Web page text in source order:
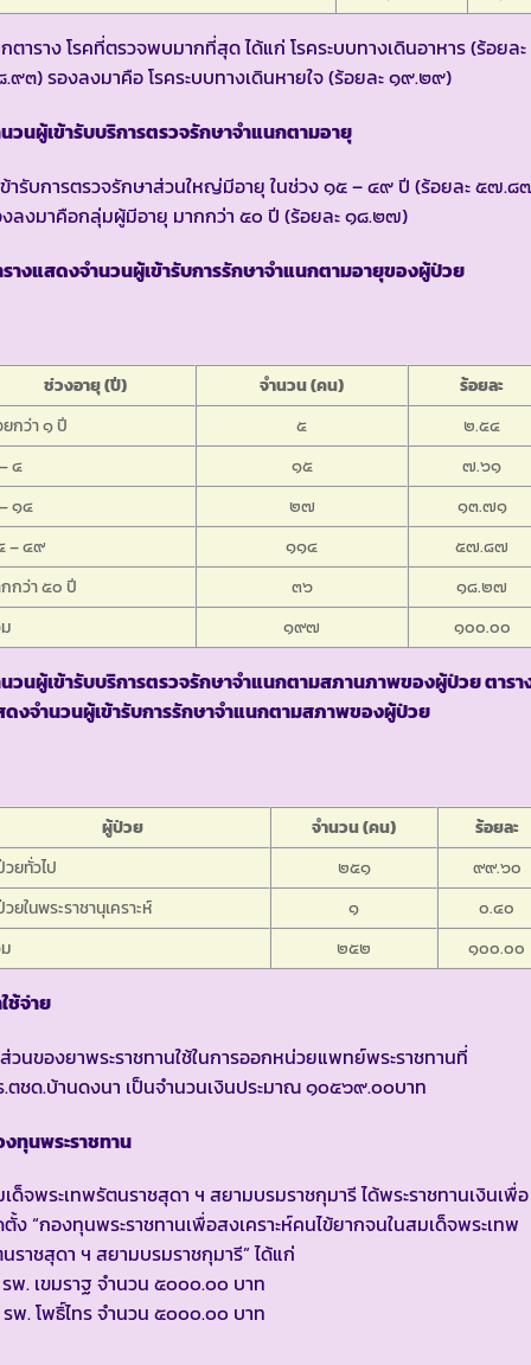
ตาราง โรคที่ตรวจพบมากที่สุด ได้แก่ โรคระบบทางเดินอาหาร (ร้อยละ
๙๓) รองลงมาคือ โรคระบบทางเดินหายใจ (ร้อยละ ๑๙.๒๙)
วนผู้เข้ารับบริการตรวจรักษาจำแนกตามอายุ
ารับการตรวจรักษาส่วนใหญ่มีอายุ ในช่วง ๑๕ – ๔๙ ปี (ร้อยละ ๕๗.๘
ลงมาคือกลุ่มผู้มีอายุ มากกว่า ๕๐ ปี (ร้อยละ ๑๘.๒๗)
างแสดงจำนวนผู้เข้ารับการรักษาจำแนกตามอายุของผู้ป่วย
ช่วงอายุ (ปี) จำนวน (คน)
ร้อยละ
กว่า ๑ ปี
๕
๒.๕๔
๔
๑๕
๗.๖๑
๑๔
๒๗
๑๓.๗๑
– ๔๙
๑๑๔
๕๗.๘๗
กว่า ๕๐ ปี
๓๖
๑๘.๒๗
๑๙๗ ๑๐๐.๐๐
วนผู้เข้ารับบริการตรวจรักษาจำแนกตามสภานภาพของผู้ป่วย ตารา
งจำนวนผู้เข้ารับการรักษาจำแนกตามสภาพของผู้ป่วย
ผู้ป่วย จำนวน (คน)
ร้อยละ
ยทั่วไป
๒๕๑
๙๙.๖๐
ยในพระราชานุเคราะห์
๑
๐.๔๐
๒๕๒ ๑๐๐.๐๐
ช้จ่าย
วนของยาพระราชทานใช้ในการออกหน่วยแพทย์พระราชทานที่
.ตชด.บ้านดงนา เป็นจำนวนเงินประมาณ ๑๐๕๖๙.๐๐บาท
ทุนพระราชทาน
ด็จพระเทพรัตนราชสุดา ฯ สยามบรมราชกุมารี ได้พระราชทานเงินเพื่อ
ง “กองทุนพระราชทานเพื่อสงเคราะห์คนไข้ยากจนในสมเด็จพระเทพ
ราชสุดา ฯ สยามบรมราชกุมารี” ได้แก่
พ. เขมราฐ จำนวน ๕๐๐๐.๐๐ บาท
พ. โพธิ์ไทร จำนวน ๕๐๐๐.๐๐ บาท